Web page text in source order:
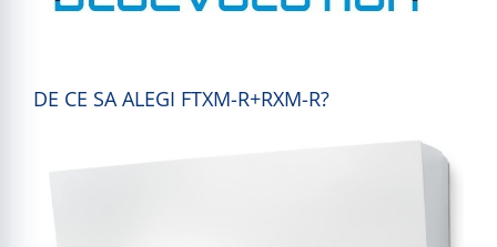
DE CE SA ALEGI FTXM-R+RXM-R?